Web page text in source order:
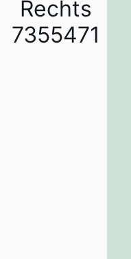
Rechts
7355471